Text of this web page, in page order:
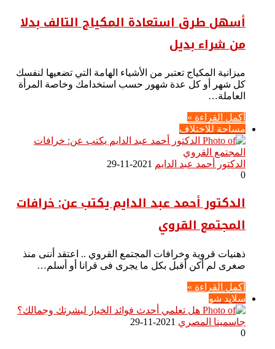
أسهل طرق استعادة المكياج التالف بدلا
من شراء بديل
ميزانية المكياج تعتبر من الأشياء الهامة التي تضعيها لنفسك
كل شهر أو كل عدة شهور حسب استخدامك وخاصة المرأة
العاملة…
أكمل القراءة »
مساحة للاختلاف
الدكتور أحمد عبد الدايم 2021-11-29
0
الدكتور أحمد عبد الدايم يكتب عن: خرافات
المجتمع القروي
ذهنيات قروية وخرافات المجتمع القروي .. اعتقد أننى منذ
صغرى لم أكن أقبل بكل ما يجرى فى قرانا أو أسلم…
أكمل القراءة »
سلايد شو
جاسمينا المصري 2021-11-29
0